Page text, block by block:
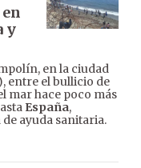
y
en la ciudad
entre el bullicio de
mar hace poco más
España,
ayuda sanitaria.